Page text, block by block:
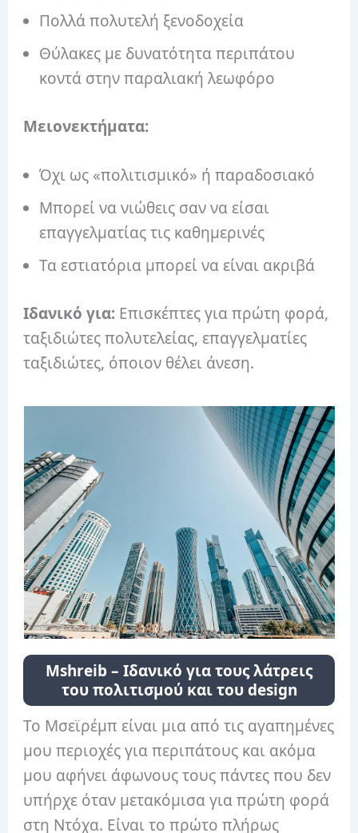
Πολλά πολυτελή ξενοδοχεία
Θύλακες με δυνατότητα περιπάτου
κοντά στην παραλιακή λεωφόρο
Μειονεκτήματα:
Όχι ως «πολιτισμικό» ή παραδοσιακό
Μπορεί να νιώθεις σαν να είσαι
επαγγελματίας τις καθημερινές
Τα εστιατόρια μπορεί να είναι ακριβά
Ιδανικό για: Επισκέπτες για πρώτη φορά,
ταξιδιώτες πολυτελείας, επαγγελματίες
ταξιδιώτες, όποιον θέλει άνεση.
Mshreib – Ιδανικό για τους λάτρεις
του πολιτισμού και του design
Το Μσεϊρέμπ είναι μια από τις αγαπημένες
μου περιοχές για περιπάτους και ακόμα
μου αφήνει άφωνους τους πάντες που δεν
υπήρχε όταν μετακόμισα για πρώτη φορά
στη Ντόχα. Είναι το πρώτο πλήρως